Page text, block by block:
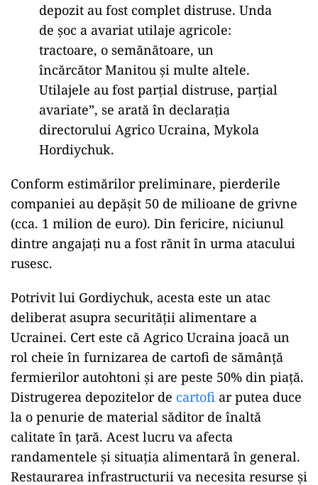
depozit au fost complet distruse. Unda
de șoc a avariat utilaje agricole:
tractoare, o semănătoare, un
încărcător Manitou și multe altele.
Utilajele au fost parțial distruse, parțial
avariate”, se arată în declarația
directorului Agrico Ucraina, Mykola
Hordiychuk.
Conform estimărilor preliminare, pierderile
companiei au depășit 50 de milioane de grivne
(cca. 1 milion de euro). Din fericire, niciunul
dintre angajați nu a fost rănit în urma atacului
rusesc.
Potrivit lui Gordiychuk, acesta este un atac
deliberat asupra securității alimentare a
Ucrainei. Cert este că Agrico Ucraina joacă un
rol cheie în furnizarea de cartofi de sămânță
fermierilor autohtoni și are peste 50% din piață.
Distrugerea depozitelor de cartofi ar putea duce
la o penurie de material săditor de înaltă
calitate în țară. Acest lucru va afecta
randamentele și situația alimentară în general.
Restaurarea infrastructurii va necesita resurse și